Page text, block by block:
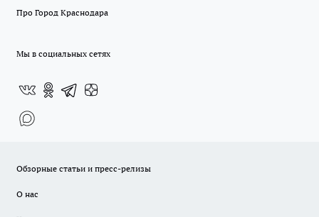
Про Город Краснодара
Мы в социальных сетях
Обзорные статьи и пресс-релизы
О нас